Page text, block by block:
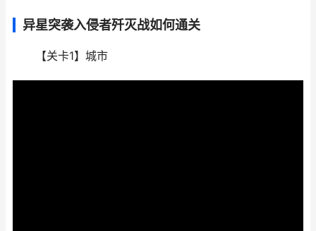
异星突袭入侵者歼灭战如何通关
【关卡1】城市